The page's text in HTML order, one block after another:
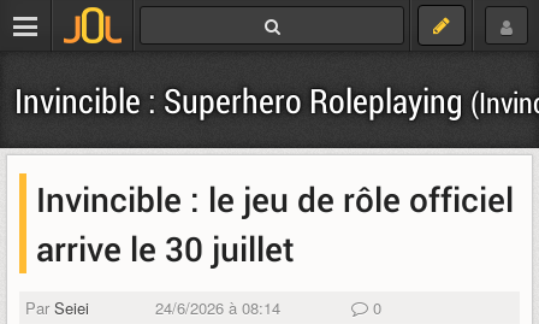
Invincible : Superhero Roleplaying
Invincible : le jeu de rôle officiel
arrive le 30 juillet
Par Seiei 24/6/2026 à 08:14 0